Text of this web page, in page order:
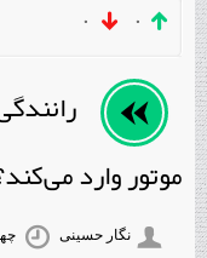
۰ ۰
موتور وارد
نگار حسینی